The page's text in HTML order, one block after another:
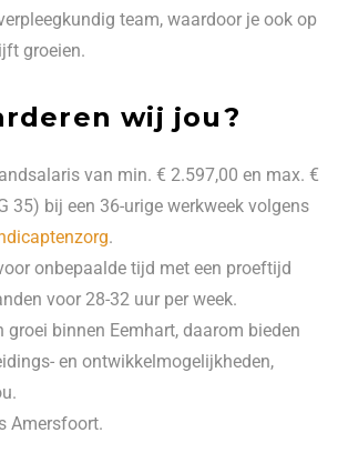
team, waardoor je ook op
groeien.
wij jou?
van min. € 2.597,00 en max. €
35) bij een 36-urige werkweek volgens
.
onbepaalde tijd met een proeftijd
voor 28-32 uur per week.
groei binnen Eemhart, daarom bieden
en ontwikkelmogelijkheden,
Amersfoort.